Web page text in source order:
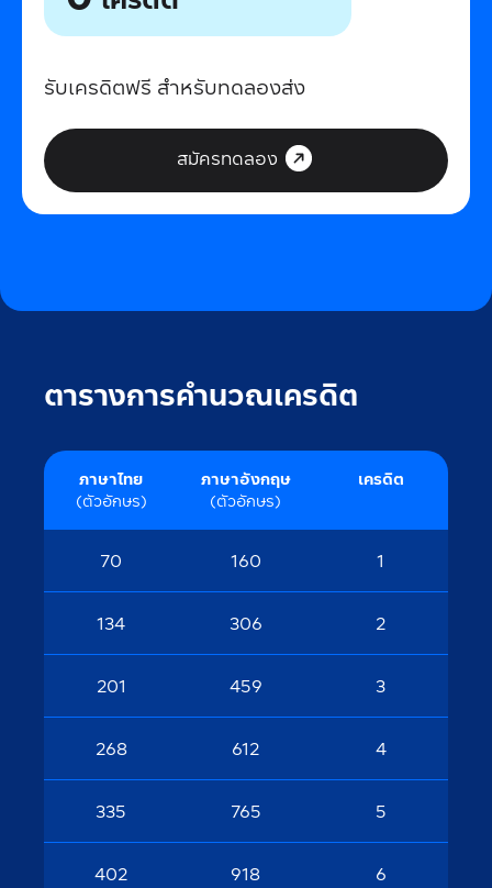
รับเครดิตฟรี สำหรับทดลองส่ง
สมัครทดลอง
ตารางการคำนวณเครดิต
ภาษาไทย
(ตัวอักษร)
ภาษาอังกฤษ
(ตัวอักษร)
เครดิต
70 160 1
134 306 2
201 459 3
268 612 4
335 765 5
402 918 6